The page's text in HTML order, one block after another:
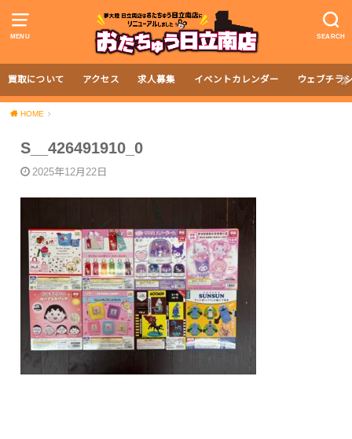
MENU SEARCH
買取について アクセス 求人募集 イベントカレンダー ウェブチラ
HOME
S__426491910_0
2025年12月22日